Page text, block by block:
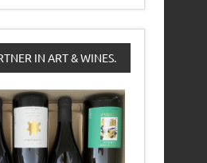
IN ART & WINES.